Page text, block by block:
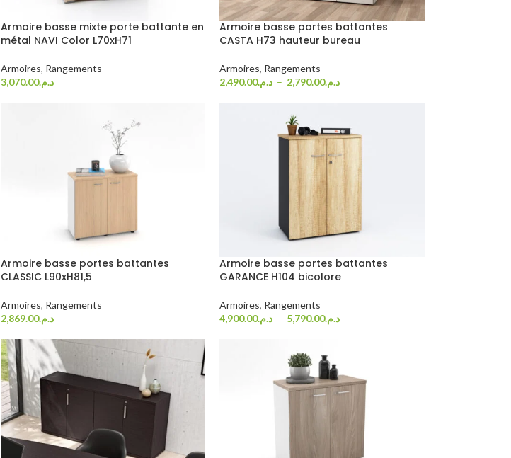
Armoire basse mixte porte battante en
métal NAVI Color L70xH71
Armoires, Rangements
د.م.3,070.00
Armoire basse portes battantes
CASTA H73 hauteur bureau
Armoires, Rangements
د.م.2,490.00 – د.م.2,790.00
Armoire basse portes battantes
CLASSIC L90xH81,5
Armoires, Rangements
د.م.2,869.00
Armoire basse portes battantes
GARANCE H104 bicolore
Armoires, Rangements
د.م.4,900.00 – د.م.5,790.00